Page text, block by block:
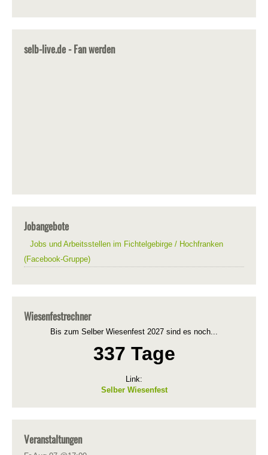
selb-live.de - Fan werden
Jobangebote
Jobs und Arbeitsstellen im Fichtelgebirge / Hochfranken
(Facebook-Gruppe)
Wiesenfestrechner
Bis zum Selber Wiesenfest 2027 sind es noch...
337 Tage
Link:
Selber Wiesenfest
Veranstaltungen